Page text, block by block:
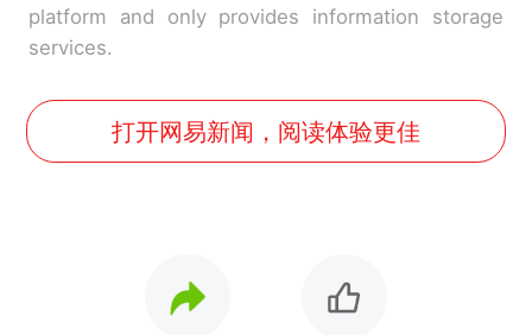
platform and only provides information storage
services.
打开网易新闻，阅读体验更佳